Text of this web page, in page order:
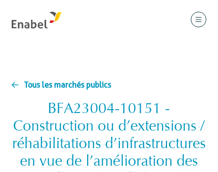
Tous les marchés publics
BFA23004-10151 -
Construction ou d’extensions /
réhabilitations d’infrastructures
en vue de l’amélioration des